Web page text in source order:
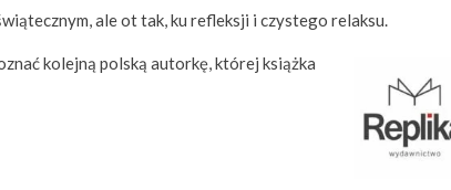
ale ot tak, ku refleksji i czystego relaksu.
kolejną polską autorkę, której książka